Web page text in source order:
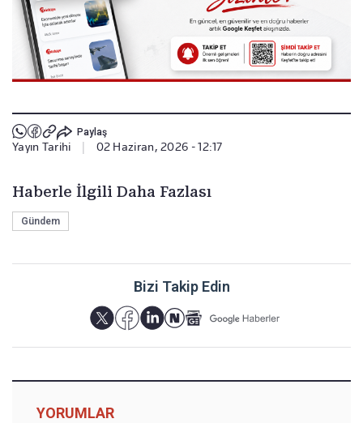
Paylaş
Yayın Tarihi 02 Haziran, 2026 - 12:17
Haberle İlgili Daha Fazlası
Gündem
Bizi Takip Edin
YORUMLAR